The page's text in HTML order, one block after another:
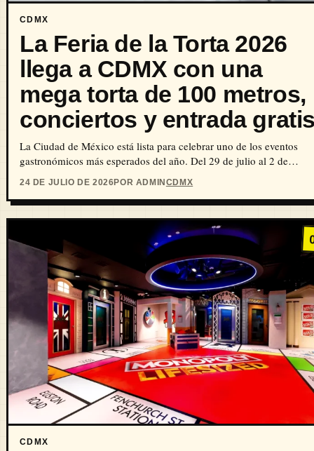
CDMX
La Feria de la Torta 2026
llega a CDMX con una
mega torta de 100 metros,
conciertos y entrada
La Ciudad de México está lista para celebrar uno de los eventos
gastronómicos más esperados del año. Del 29 de julio al 2 de…
24 DE JULIO DE 2026POR ADMINCDMX
CDMX